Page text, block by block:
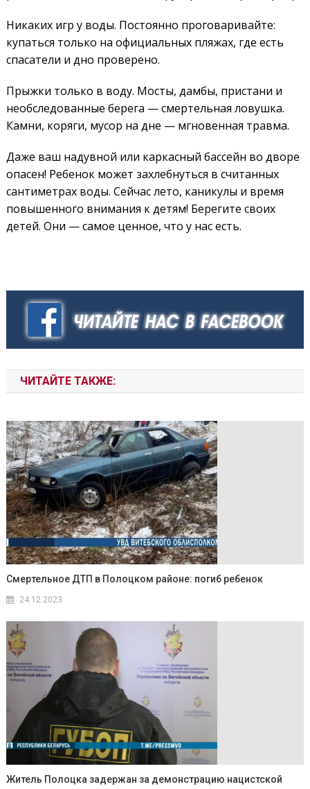
Никаких игр у воды. Постоянно проговаривайте:
купаться только на официальных пляжах, где есть
спасатели и дно проверено.
Прыжки только в воду. Мосты, дамбы, пристани и
необследованные берега — смертельная ловушка.
Камни, коряги, мусор на дне — мгновенная травма.
Даже ваш надувной или каркасный бассейн во дворе
опасен! Ребенок может захлебнуться в считанных
сантиметрах воды. Сейчас лето, каникулы и время
повышенного внимания к детям! Берегите своих
детей. Они — самое ценное, что у нас есть.
ЧИТАЙТЕ ТАКЖЕ:
Смертельное ДТП в Полоцком районе: погиб ребенок
24.12.2023
Житель Полоцка задержан за демонстрацию нацистской